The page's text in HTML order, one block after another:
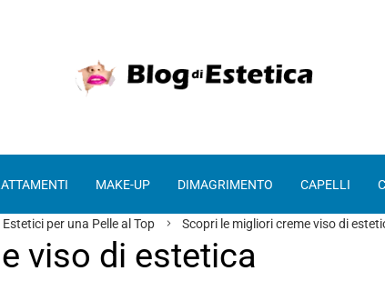
MAKE-UP DIMAGRIMENTO CAPELLI
per una Pelle al Top Scopri le migliori creme viso di
viso di estetica